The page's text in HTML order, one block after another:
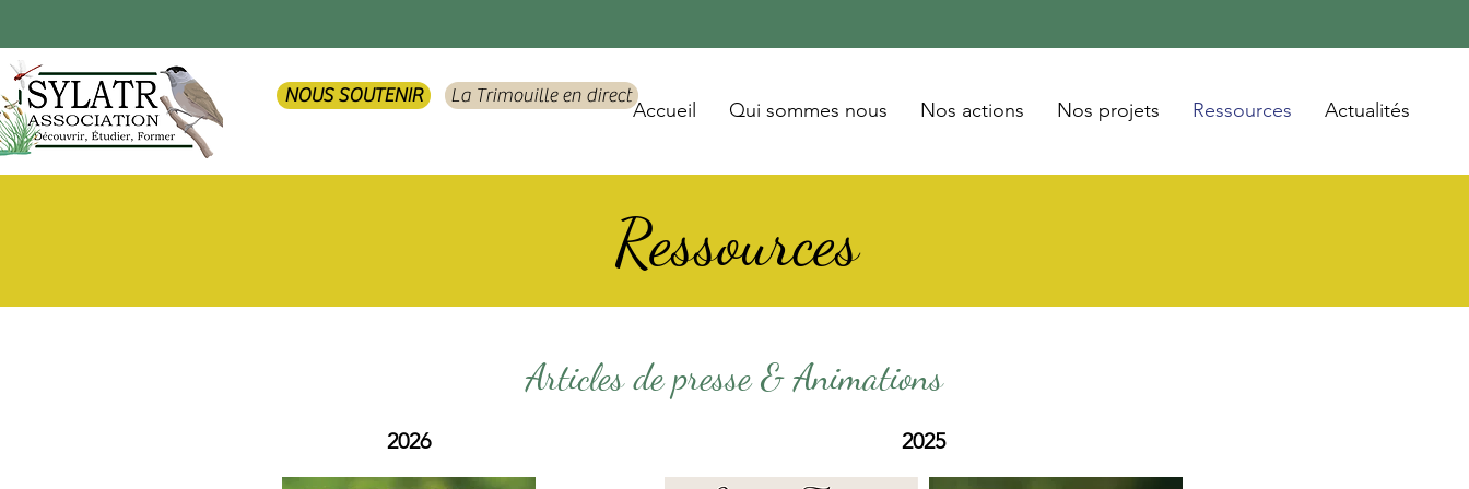
NOUS SOUTENIR La Trimouille en direct
Accueil Qui sommes nous Nos actions Nos projets Ressources Actualités
Ressources
Articles de presse & Animations
2026 2025